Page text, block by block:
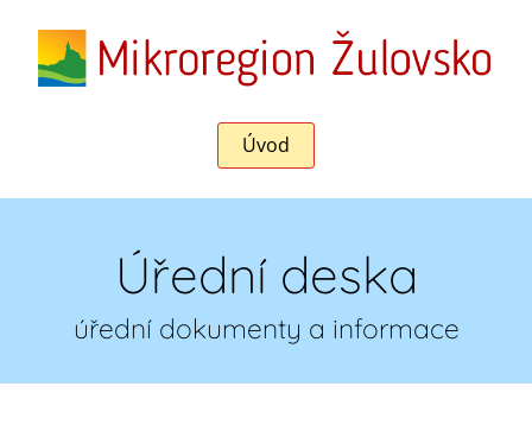
Úvod
Úřední deska
úřední dokumenty a informace